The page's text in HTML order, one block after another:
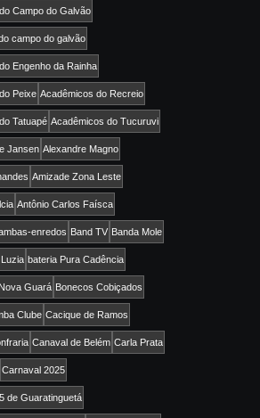
Campo do Galvão
campo do galvão
Engenho da Rainha
Peixe Acadêmicos do Recreio
Tatuapé Acadêmicos do Tucuruvi
Jansen Alexandre Magno
Amizade Zona Leste
Antônio Carlos Faísca
enredos Band TV Banda Mole
bateria Pura Cadência
Guará Bonecos Cobiçados
Clube Cacique de Ramos
Canaval de Belém Carla Prata
Carnaval 2025
de Guaratinguetá